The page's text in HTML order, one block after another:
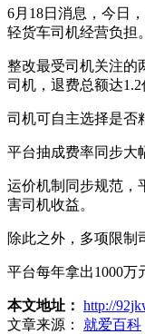
6月18日消息，今日
轻货车司机经营负担。
整改最受司机关注的
司机，退费总额达1.2
司机可自主选择是否
平台抽成费率同步大
运价机制同步规范，
害司机收益。
除此之外，多项限制
平台每年拿出1000万
本文地址： http://
文章来源：
就爱百科